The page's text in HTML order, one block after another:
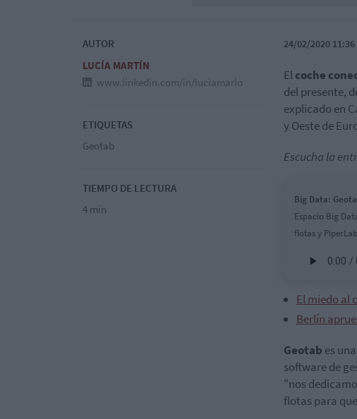
AUTOR
LUCÍA MARTÍN
www.linkedin.com/in/luciamarlo
ETIQUETAS
Geotab
TIEMPO DE LECTURA
4 min
24/02/2020 11:36
Elcoche
del presente,
explicado en
y Oeste de
Escucha la
Big Data:
Espacio Big
flotas y
El miedo al
Berlín
Geotab es
software de
"nos
flotas para